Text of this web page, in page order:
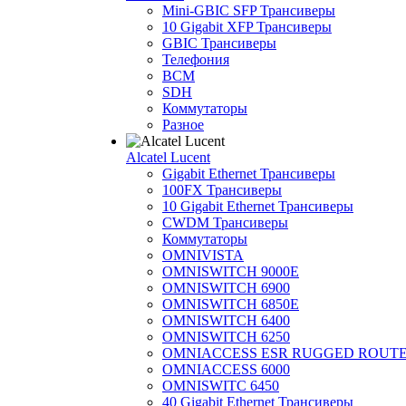
Mini-GBIC SFP Трансиверы
10 Gigabit XFP Трансиверы
GBIC Трансиверы
Телефония
BCM
SDH
Коммутаторы
Разное
Alcatel Lucent
Gigabit Ethernet Трансиверы
100FX Трансиверы
10 Gigabit Ethernet Трансиверы
CWDM Трансиверы
Коммутаторы
OMNIVISTA
OMNISWITCH 9000E
OMNISWITCH 6900
OMNISWITCH 6850E
OMNISWITCH 6400
OMNISWITCH 6250
OMNIACCESS ESR RUGGED
OMNIACCESS 6000
OMNISWITC 6450
40 Gigabit Ethernet Трансиверы